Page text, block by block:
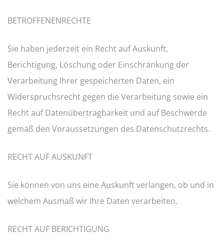
BETROFFENENRECHTE
Sie haben jederzeit ein Recht auf Auskunft,
Berichtigung, Löschung oder Einschränkung der
Verarbeitung Ihrer gespeicherten Daten, ein
Widerspruchsrecht gegen die Verarbeitung sowie ein
Recht auf Datenübertragbarkeit und auf Beschwerde
gemäß den Voraussetzungen des Datenschutzrechts.
RECHT AUF AUSKUNFT
Sie können von uns eine Auskunft verlangen, ob und in
welchem Ausmaß wir Ihre Daten verarbeiten.
RECHT AUF BERICHTIGUNG